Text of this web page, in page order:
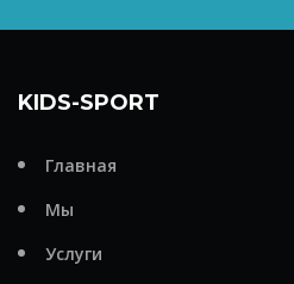
KIDS-SPORT
Главная
Мы
Услуги